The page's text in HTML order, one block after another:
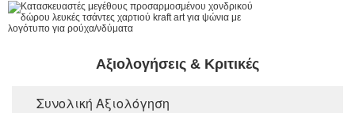
Αξιολογήσεις & Κριτικές
Συνολική Αξιολόγηση